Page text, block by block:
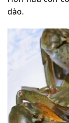
dào.